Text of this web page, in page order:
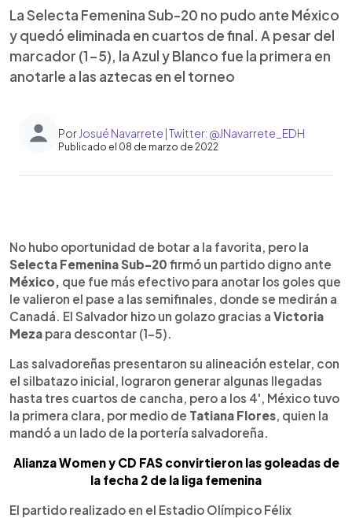
La Selecta Femenina Sub-20 no pudo ante México
y quedó eliminada en cuartos de final. A pesar del
marcador (1-5), la Azul y Blanco fue la primera en
anotarle a las aztecas en el torneo
Por Josué Navarrete | Twitter: @JNavarrete_EDH
Publicado el 08 de marzo de 2022
Escuchar artículo
No hubo oportunidad de botar a la favorita, pero la
Selecta Femenina Sub-20 firmó un partido digno ante
México, que fue más efectivo para anotar los goles que
le valieron el pase a las semifinales, donde se medirán a
Canadá. El Salvador hizo un golazo gracias a Victoria
Meza para descontar (1-5).
Las salvadoreñas presentaron su alineación estelar, con
el silbatazo inicial, lograron generar algunas llegadas
hasta tres cuartos de cancha, pero a los 4', México tuvo
la primera clara, por medio de Tatiana Flores, quien la
mandó a un lado de la portería salvadoreña.
Alianza Women y CD FAS convirtieron las goleadas de
la fecha 2 de la liga femenina
El partido realizado en el Estadio Olímpico Félix